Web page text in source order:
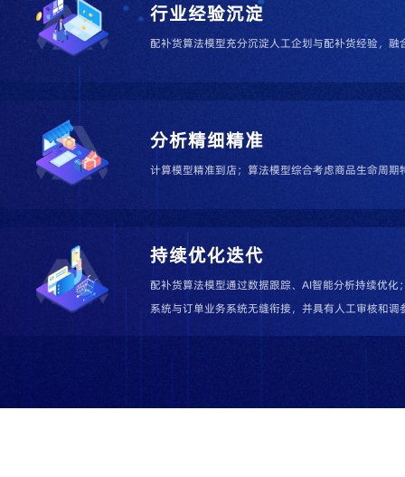
行业经验沉淀
配补货算法模型充分沉淀人工企划与配补货经验，
分析精细精准
计算模型精准到店；算法模型综合考虑商品生命周
持续优化迭代
配补货算法模型通过数据跟踪、AI智能分析持续优化
系统与订单业务系统无缝衔接，并具有人工审核和